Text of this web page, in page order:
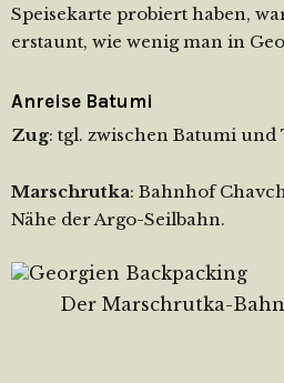
Speisekarte probiert haben,
erstaunt, wie wenig man in
Anreise Batumi
Zug: tgl. zwischen Batumi und
Marschrutka: Bahnhof
Nähe der Argo-Seilbahn.
Der Marschrutka-